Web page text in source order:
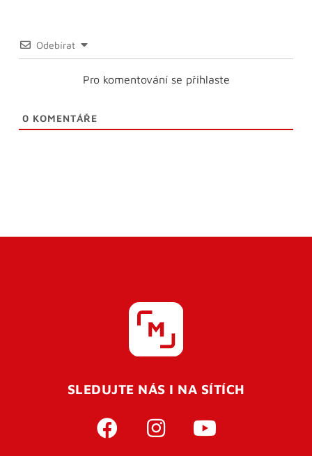
Odebírat
Pro komentování se přihlaste
0 KOMENTÁŘE
SLEDUJTE NÁS I NA SÍTÍCH